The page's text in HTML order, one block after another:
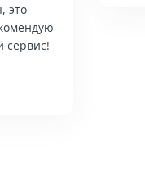
это
сервис!